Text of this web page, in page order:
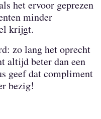
het ervoor geprezen
minder
krijgt.
zo lang het oprecht
altijd beter dan een
geef dat compliment
bezig!